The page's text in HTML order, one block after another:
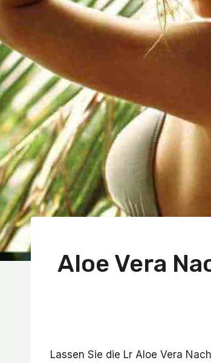
Aloe Vera
Lassen Sie die Lr Aloe Vera